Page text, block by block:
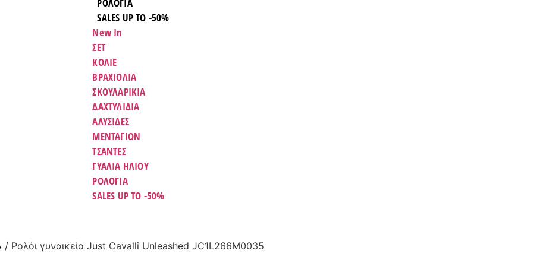
SALES UP TO -50%
New In
ΣΕΤ
ΚΟΛΙΕ
ΒΡΑΧΙΟΛΙΑ
ΣΚΟΥΛΑΡΙΚΙΑ
ΔΑΧΤΥΛΙΔΙΑ
ΑΛΥΣΙΔΕΣ
ΜΕΝΤΑΓΙΟΝ
ΤΣΑΝΤΕΣ
ΓΥΑΛΙΑ ΗΛΙΟΥ
ΡΟΛΟΓΙΑ
SALES UP TO -50%
/ Ρολόι γυναικείο Just Cavalli Unleashed JC1L266M0035